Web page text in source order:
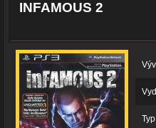
INFAMOUS 2